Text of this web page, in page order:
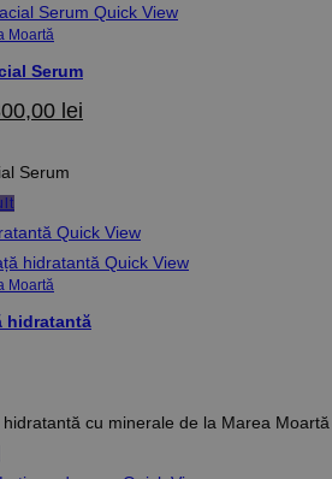
Quick View
Moartă
Serum
lei.
lei
Serum
Quick View
Quick View
Moartă
hidratantă
cu minerale de la Marea Moartă